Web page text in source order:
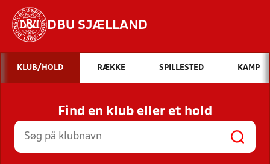
DBU SJÆLLAND
Hvad vil du søge efter?
INDHOLD OG NYHEDER
STILLINGER, RESULTATER, KLUBBER OG
HOLD
KLUB/HOLD RÆKKE SPILLESTED KAMP
Find en klub eller et hold